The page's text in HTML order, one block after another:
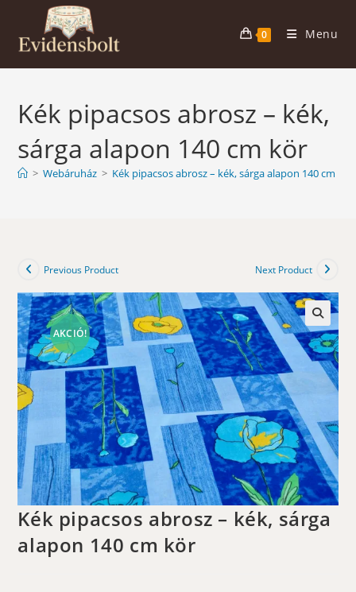
content
0 Menu
Kék pipacsos abrosz – kék,
sárga alapon 140 cm kör
> Webáruház > Kék pipacsos abrosz – kék, sárga alapon 140 cm kör
AKCIÓ!
Previous Product Next Product
🔍
Kék pipacsos abrosz – kék, sárga
alapon 140 cm kör